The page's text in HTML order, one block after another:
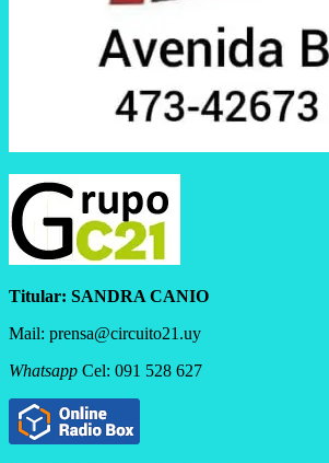
Titular: SANDRA CANIO
Mail: prensa@circuito21.uy
Whatsapp Cel: 091 528 627